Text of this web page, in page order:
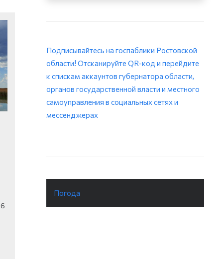
Подписывайтесь на госпаблики Ростовской
области! Отсканируйте QR-код и перейдите
к спискам аккаунтов губернатора области,
органов государственной власти и местного
самоуправления в социальных сетях и
мессенджерах
Погода